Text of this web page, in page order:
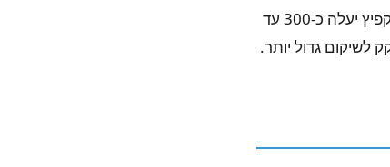
דוגמה מוחשית: דלת מוסך מ-2008 שמצליחה לפתוח אבל עוצרת בחצי דרך. תיקון החוט או הקפיץ יעלה כ-300 עד